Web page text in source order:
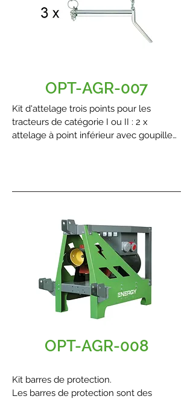
OPT-AGR-007
Kit d'attelage trois points pour les
tracteurs de catégorie I ou II : 2 x
attelage à point inférieur avec goupille
OPT-AGR-008
Kit barres de protection.
Les barres de protection sont des